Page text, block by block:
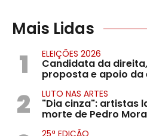
Mais Lidas
1 ELEIÇÕES 2026
Candidata da
proposta e apoio da
2 LUTO NAS ARTES
"Dia cinza": artistas
morte de Pedro
25ª EDIÇÃO